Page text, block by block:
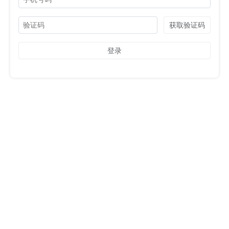
获取验证码